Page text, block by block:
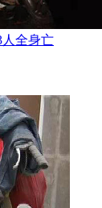
全身亡